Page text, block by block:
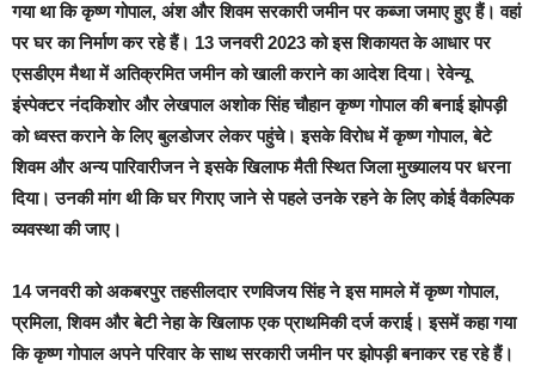
गया था कि कृष्ण गोपाल, अंश और शिवम सरकारी जमीन पर कब्जा जमाए हुए हैं। वहां
पर घर का निर्माण कर रहे हैं। 13 जनवरी 2023 को इस शिकायत के आधार पर
एसडीएम मैथा में अतिक्रमित जमीन को खाली कराने का आदेश दिया। रेवेन्यू
इंस्पेक्टर नंदकिशोर और लेखपाल अशोक सिंह चौहान कृष्ण गोपाल की बनाई झोपड़ी
को ध्वस्त कराने के लिए बुलडोजर लेकर पहुंचे। इसके विरोध में कृष्ण गोपाल, बेटे
शिवम और अन्य पारिवारीजन ने इसके खिलाफ मैती स्थित जिला मुख्यालय पर धरना
दिया। उनकी मांग थी कि घर गिराए जाने से पहले उनके रहने के लिए कोई वैकल्पिक
व्यवस्था की जाए।
14 जनवरी को अकबरपुर तहसीलदार रणविजय सिंह ने इस मामले में कृष्ण गोपाल,
प्रमिला, शिवम और बेटी नेहा के खिलाफ एक प्राथमिकी दर्ज कराई। इसमें कहा गया
कि कृष्ण गोपाल अपने परिवार के साथ सरकारी जमीन पर झोपड़ी बनाकर रह रहे हैं।